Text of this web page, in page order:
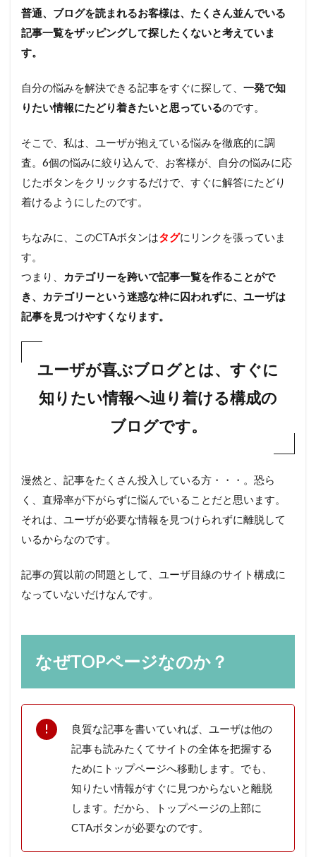
普通、ブログを読まれるお客様は、たくさん並んでいる
記事一覧をザッピングして探したくないと考えていま
す。
自分の悩みを解決できる記事をすぐに探して、 一発で知
りたい情報にたどり着きたいと思っているのです。
そこで、私は、ユーザが抱えている悩みを徹底的に調
査。6個の悩みに絞り込んで、お客様が、自分の悩みに応
じたボタンをクリックするだけで、すぐに解答にたどり
着けるようにしたのです。
ちなみに、このCTAボタンはタグにリンクを張っていま
す。
つまり、
カテゴリーを跨いで記事一覧を作ることがで
き、カテゴリーという迷惑な枠に囚われずに、ユーザは
記事を見つけやすくなります。
ユーザが喜ぶブログとは、すぐに
知りたい情報へ辿り着ける構成の
ブログです。
漫然と、記事をたくさん投入している方・・・。恐ら
く、直帰率が下がらずに悩んでいることだと思います。
それは、ユーザが必要な情報を見つけられずに離脱して
いるからなのです。
記事の質以前の問題として、ユーザ目線のサイト構成に
なっていないだけなんです。
なぜTOPページなのか？
良質な記事を書いていれば、ユーザは他の
記事も読みたくてサイトの全体を把握する
ためにトップページへ移動します。でも、
知りたい情報がすぐに見つからないと離脱
します。だから、トップページの上部に
CTAボタンが必要なのです。